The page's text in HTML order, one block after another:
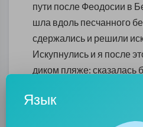
пути после Феодосии в
шла вдоль песчанного
сдержались и решили
Искупнулись и я после
диком пляже: сказалась
сразу после парома где-
Язык